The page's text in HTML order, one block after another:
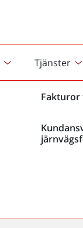
Tjänster
Fakturor